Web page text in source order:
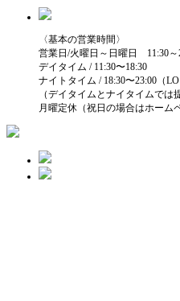
〈基本の営業時間〉
営業日/火曜日～日曜日 11:30～
デイタイム / 11:30〜18:30
ナイトタイム / 18:30〜23:00（LO
（デイタイムとナイタイムでは
月曜定休（祝日の場合はホーム